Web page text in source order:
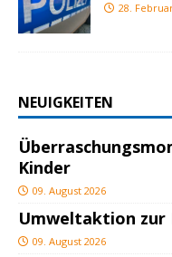
28.
NEUIGKEITEN
Kinder
09. August 2026
Umweltaktion zur
09. August 2026